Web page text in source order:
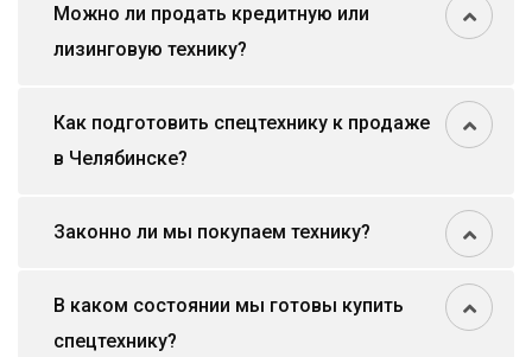
Можно ли продать кредитную или
лизинговую технику?
Как подготовить спецтехнику к продаже
в Челябинске?
Законно ли мы покупаем технику?
В каком состоянии мы готовы купить
спецтехнику?